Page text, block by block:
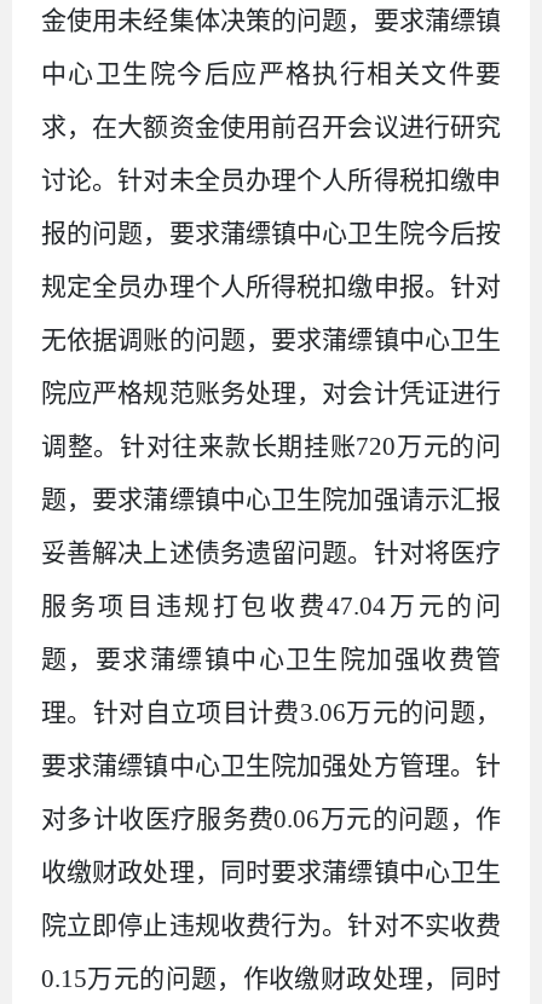
金使用未经集体决策的问题，要求蒲缥镇
中心卫生院今后应严格执行相关文件要
求，在大额资金使用前召开会议进行研究
讨论。针对未全员办理个人所得税扣缴申
报的问题，要求蒲缥镇中心卫生院今后按
规定全员办理个人所得税扣缴申报。 针对
无依据调账的问题，要求蒲缥镇中心卫生
院应严格规范账务处理，对会计凭证进行
调整。针对往来款长期挂账720万元的问
题，要求蒲缥镇中心卫生院加强请示汇报
妥善解决上述债务遗留问题。 针对将医疗
服务项目违规打包收费47.04万 元的问
题，要求蒲缥镇中心卫生院加强收费管
理。 针对自立项目计费3.06万元的问题，
要求蒲缥镇中心卫生院加强处方管理。针
对多计收医疗服务费0.06万元的问题， 作
收缴财政处理，
同时要求蒲缥镇中心卫生
院立即停止违规收费行为。针对不实收费
0.1 5万元的问题， 作收缴财政处理， 同时